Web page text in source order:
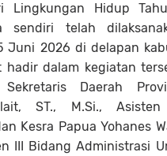
Lingkungan Hidup
sendiri telah
Juni 2026 di delapan
hadir dalam kegiatan
Daerah
ST., M.Si.,
Kesra Papua Yohanes
III Bidang Administrasi